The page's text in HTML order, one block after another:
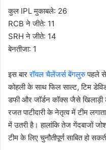
कुल IPL मुकाबले: 26
RCB ने जीते: 11
SRH ने जीते: 14
बेनतीजा: 1
इस बाररॉयल चैलेंजर्स बेंगलुरुपहले से
कोहली के साथ फिल साल्ट, टिम
डफी और जॉर्डन कॉक्स जैसे खिलाड़ी
रजत पाटीदारी के नेतृत्व में टीम
में उतरी है। हालांकि तेज गेंदबाजों
टीम के लिए चुनौतीपूर्ण साबित हो